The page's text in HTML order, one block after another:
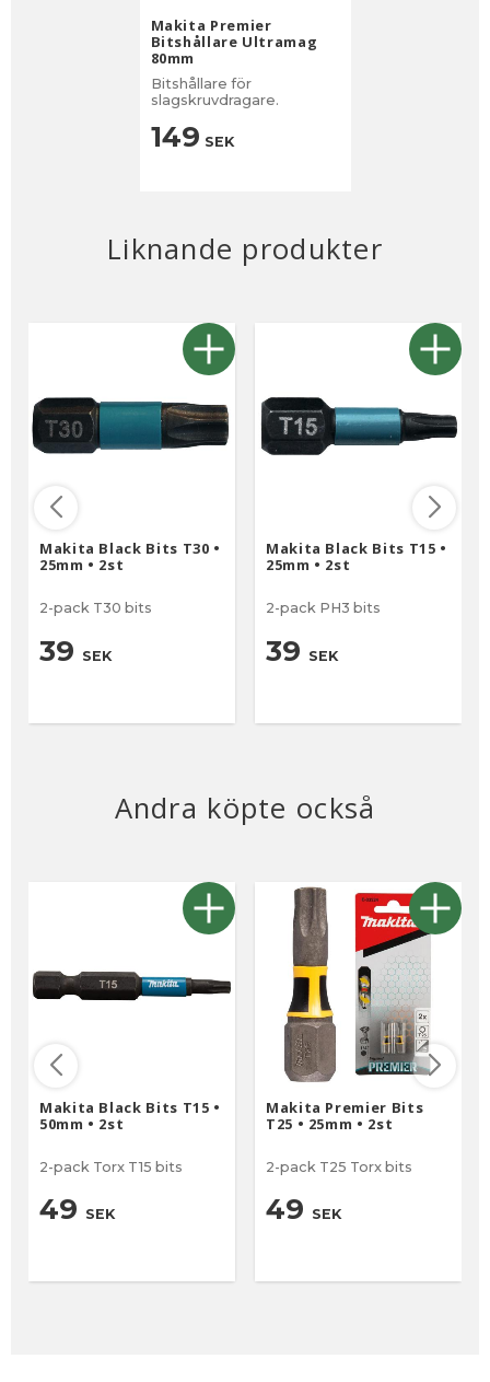
Makita Premier
Bitshållare Ultramag
80mm
Bitshållare för
slagskruvdragare.
149 SEK
Liknande produkter
Makita Black Bits T30 •
25mm • 2st
2-pack T30 bits
39 SEK
Makita Black Bits T15 •
25mm • 2st
2-pack PH3 bits
39 SEK
Andra köpte också
Makita Black Bits T15 •
50mm • 2st
2-pack Torx T15 bits
49 SEK
Makita Premier Bits
T25 • 25mm • 2st
2-pack T25 Torx bits
49 SEK